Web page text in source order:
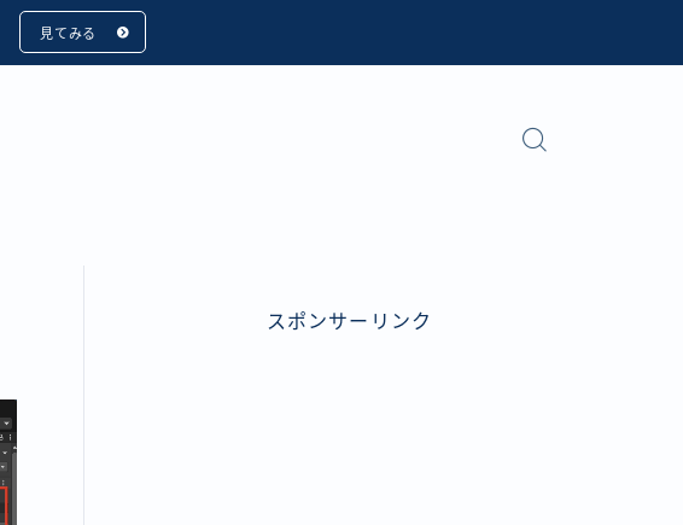
見てみる
スポンサーリンク